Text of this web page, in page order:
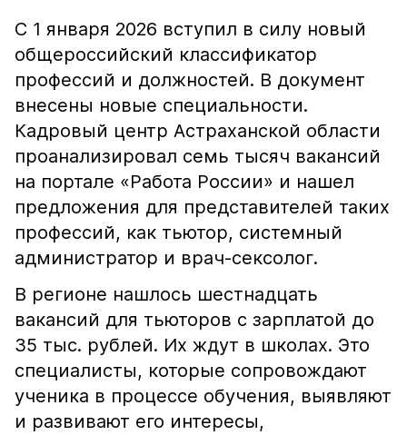
С 1 января 2026 вступил в силу новый
общероссийский классификатор
профессий и должностей. В документ
внесены новые специальности.
Кадровый центр Астраханской области
проанализировал семь тысяч вакансий
на портале «Работа России» и нашел
предложения для представителей таких
профессий, как тьютор, системный
администратор и врач-сексолог.
В регионе нашлось шестнадцать
вакансий для тьюторов с зарплатой до
35 тыс. рублей. Их ждут в школах. Это
специалисты, которые сопровождают
ученика в процессе обучения, выявляют
и развивают его интересы,